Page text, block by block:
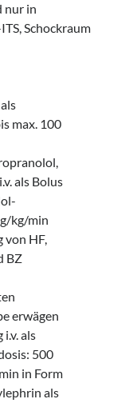
nur in
Schockraum
max. 100
als Bolus
kg/min
von HF,
BZ
erwägen
als
500
in Form
als